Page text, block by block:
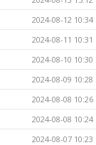
2024-08-12 10:34
2024-08-11 10:31
2024-08-10 10:30
2024-08-09 10:28
2024-08-08 10:26
2024-08-08 10:24
2024-08-07 10:23